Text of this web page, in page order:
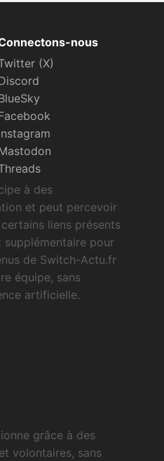
nous
(X)
à des
et peut percevoir
liens présents
supplémentaire pour
de Switch-Actu.fr
équipe, sans
artificielle.
grâce à des
volontaires, sans